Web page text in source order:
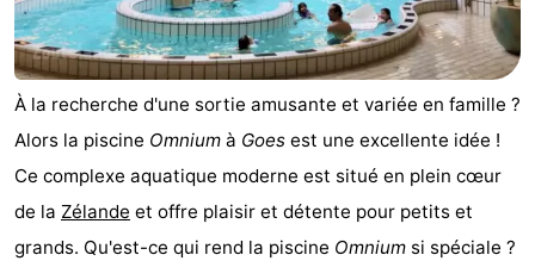
jeux
intérieures
Parcours
de
mini-
Centres
de
bien-
Villages
&
Nature
guidées
Sports
À la recherche d'une sortie amusante et variée en famille ?
Alors la piscine Omnium à Goes est une excellente idée !
Ce complexe aquatique moderne est situé en plein cœur
de la Zélande et offre plaisir et détente pour petits et
grands. Qu'est-ce qui rend la piscine Omnium si spéciale ?